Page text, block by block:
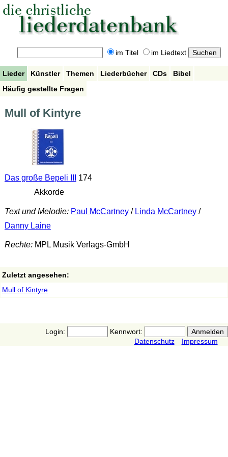
im Titel im Liedtext
Lieder Künstler Themen Liederbücher CDs
Bibel
Häufig gestellte Fragen
Mull of Kintyre
Das große Bepeli III
174
Akkorde
Text und Melodie: Paul McCartney/ Linda McCartney/
Danny Laine
Rechte:MPL Musik Verlags-GmbH
Zuletzt angesehen:
Mull of Kintyre
Login:
Kennwort:
Datenschutz
Impressum